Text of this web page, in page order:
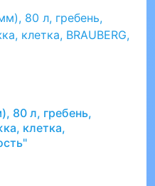
80 л, гребень,
клетка,